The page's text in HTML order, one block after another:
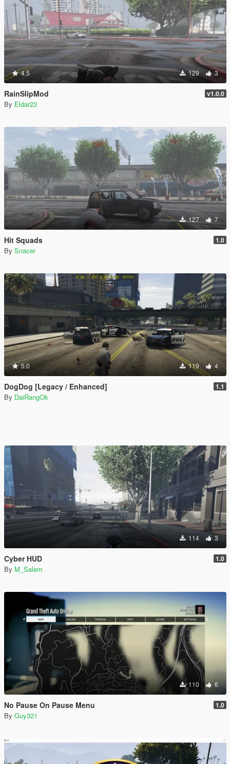
4.5 129 3
RainSlipMod v1.0.0
By Eldar23
127 7
Hit Squads 1.0
By Snacer
5.0 119 4
DogDog [Legacy / Enhanced] 1.1
By DaiRangOk
114 3
Cyber HUD 1.0
By M_Salem
110 6
No Pause On Pause Menu 1.0
By Guy321